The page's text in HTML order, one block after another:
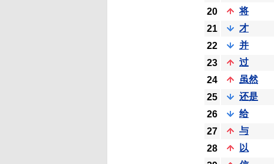
20
将
21
才
22
并
23
过
24
虽然
25
还是
26
给
27
与
28
以